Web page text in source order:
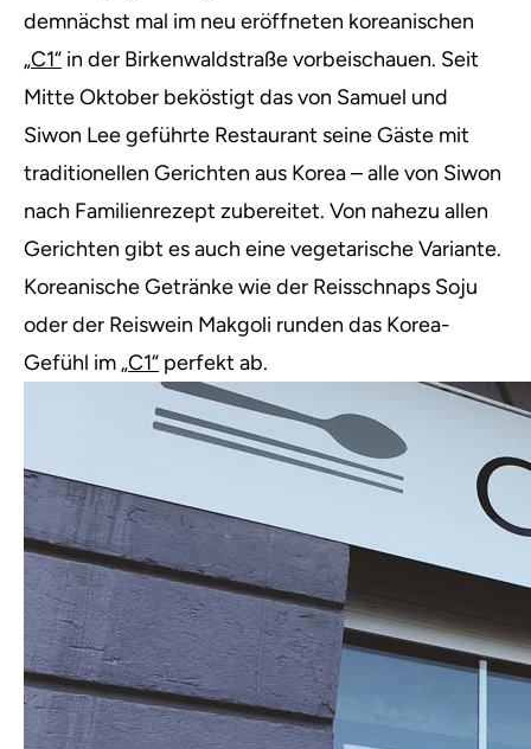
demnächst mal im neu eröffneten koreanischen
„C1“ in der Birkenwaldstraße vorbeischauen. Seit
Mitte Oktober beköstigt das von Samuel und
Siwon Lee geführte Restaurant seine Gäste mit
traditionellen Gerichten aus Korea ­– alle von Siwon
nach Familienrezept zubereitet. Von nahezu allen
Gerichten gibt es auch eine vegetarische Variante.
Koreanische Getränke wie der Reisschnaps Soju
oder der Reiswein Makgoli runden das Korea-
Gefühl im „C1“ perfekt ab.